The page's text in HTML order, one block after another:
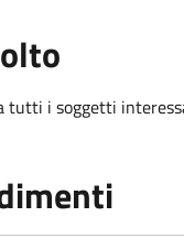
tutti i soggetti